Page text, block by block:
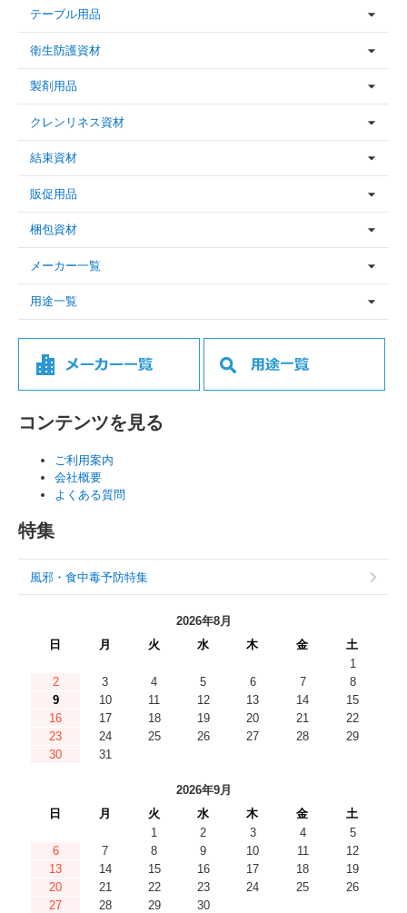
テーブル用品
衛生防護資材
製剤用品
クレンリネス資材
結束資材
販促用品
梱包資材
メーカー一覧
用途一覧
コンテンツを見る
ご利用案内
会社概要
よくある質問
特集
風邪・食中毒予防特集
2026年8月
日
月 火 水 木 金
土
1
2
3 4 5 6 7
8
9
10 11 12 13 14
15
16
17 18 19 20 21
22
23
24 25 26 27 28
29
30
31
2026年9月
日
月 火 水 木 金
土
1
2 3 4
5
6
7 8 9 10 11
12
13
14 15 16 17 18
19
20
21 22 23 24 25
26
27
28 29 30